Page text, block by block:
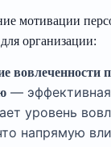
мотивации
организации:
вовлеченности
—
уровень
напрямую